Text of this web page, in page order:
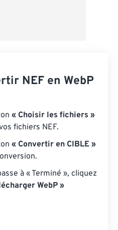
NEF en WebP
« Choisir les fichiers »
fichiers NEF.
« Convertir en CIBLE »
à « Terminé », cliquez
WebP »